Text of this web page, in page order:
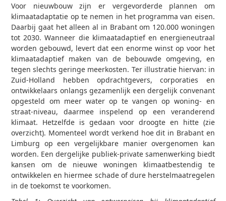
Voor nieuwbouw zijn er vergevorderde plannen om
klimaatadaptatie op te nemen in het programma van eisen.
Daarbij gaat het alleen al in Brabant om 120.000 woningen
tot 2030. Wanneer die klimaatadaptief en energieneutraal
worden gebouwd, levert dat een enorme winst op voor het
klimaatadaptief maken van de bebouwde omgeving, en
tegen slechts geringe meerkosten. Ter illustratie hiervan: in
Zuid-Holland hebben opdrachtgevers, corporaties en
ontwikkelaars onlangs gezamenlijk een dergelijk convenant
opgesteld om meer water op te vangen op woning- en
straat-niveau, daarmee inspelend op een veranderend
klimaat. Hetzelfde is gedaan voor droogte en hitte (zie
overzicht). Momenteel wordt verkend hoe dit in Brabant en
Limburg op een vergelijkbare manier overgenomen kan
worden. Een dergelijke publiek-private samenwerking biedt
kansen om de nieuwe woningen klimaatbestendig te
ontwikkelen en hiermee schade of dure herstelmaatregelen
in de toekomst te voorkomen.